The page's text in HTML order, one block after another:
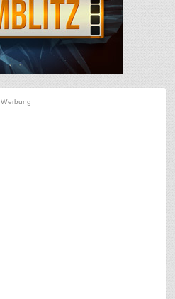
Werbung